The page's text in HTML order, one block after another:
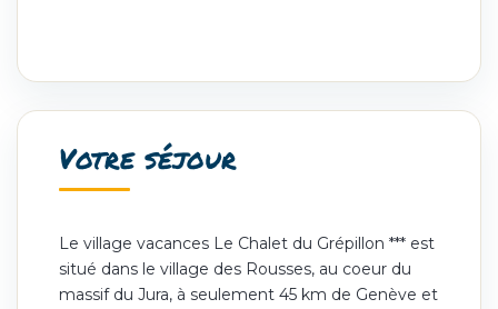
Votre séjour
Le village vacances Le Chalet du Grépillon *** est
situé dans le village des Rousses, au coeur du
massif du Jura, à seulement 45 km de Genève et